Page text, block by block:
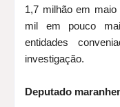
1,7 milhão em
mil em pouco
entidades
investigação.
Deputado